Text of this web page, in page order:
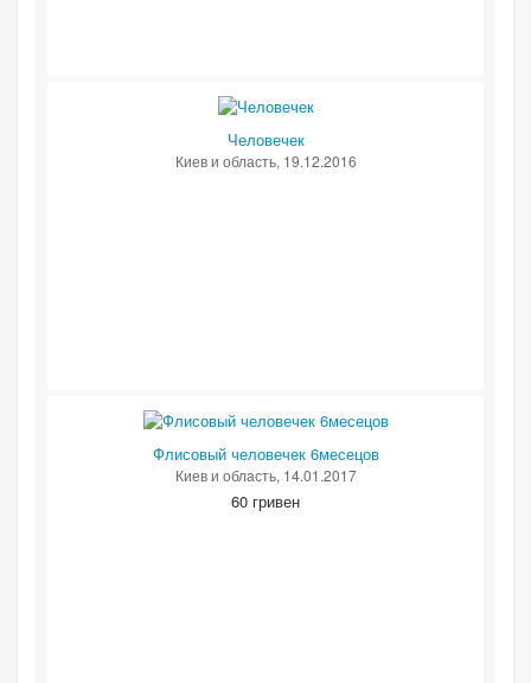
Человечек
Киев и область, 19.12.2016
Флисовый человечек 6месецов
Киев и область, 14.01.2017
60 гривен